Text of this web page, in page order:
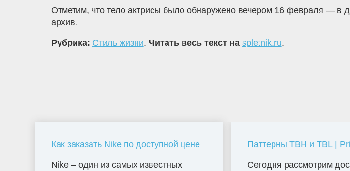
Отметим, что тело актрисы было обнаружено вечером 16 февраля — в
архив.
Рубрика: Стиль жизни. Читать весь текст на spletnik.ru.
Как заказать Nike по доступной цене
Nike – один из самых известных
Паттерны TBH и TBL |
Сегодня рассмотрим